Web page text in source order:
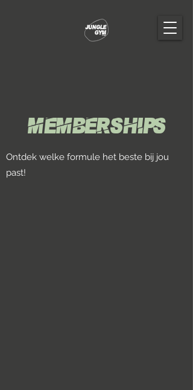
MEMBERSHIPS
Ontdek welke formule het beste bij jou
past!